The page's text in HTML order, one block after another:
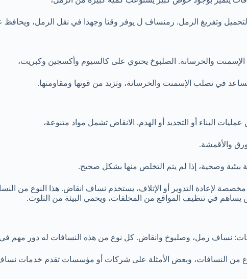
وتفريغ الرمل. رمنساف ل يوفر وقتا وجهدا في نقل الرمل، ويحافظ
والخرسانة. الصلبوخ يحتوي على كالسيوم وأكسجين وكبريت،
تساعد في تصلب الإسمنت والخرسانة، وتزيد من قوتها ومقاومتها.
البناء أو التجديد أو الهدم. الانقاض تشمل مواد متنوعة،
والأقمشة.
وصحية، إذا لم يتم التخلص منها بشكل صحيح.
مخصصة لإعادة التدوير أو الإتلاف، يستخدم نساف انقاض. هذا النوع
يساهم في تنظيف المواقع من المخلفات، ويحمي البيئة من التلوث.
نساف رمل، وصلبوخ وانقاض. كل نوع من هذه النسافات له دور مهم في
من النسافات، وبعض الأمثلة على شركات أو مؤسسات تقدم خدمات